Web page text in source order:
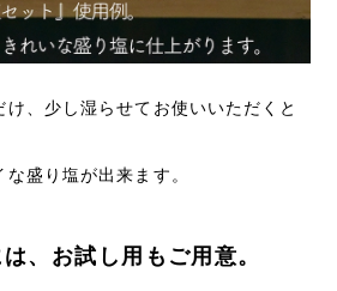
、少し湿らせてお使いいただくと
盛り塩が出来ます。
、お試し用もご用意。